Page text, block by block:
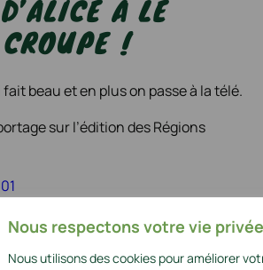
Nous respectons votre vie
Nous utilisons des cookies pour améliorer
A LE
!
beau et en plus on passe à la télé.
sur l’édition des Régions